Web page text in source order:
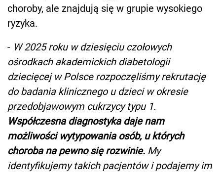
choroby, ale znajdują się w grupie wysokiego
ryzyka.
- W 2025 roku w dziesięciu czołowych
ośrodkach akademickich diabetologii
dziecięcej w Polsce rozpoczęliśmy rekrutację
do badania klinicznego u dzieci w okresie
przedobjawowym cukrzycy typu 1.
Współczesna diagnostyka daje nam
możliwości wytypowania osób, u których
choroba na pewno się rozwinie. My
identyfikujemy takich pacjentów i podajemy im